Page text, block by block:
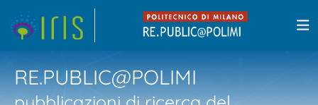
RE.PUBLIC@POLIMI